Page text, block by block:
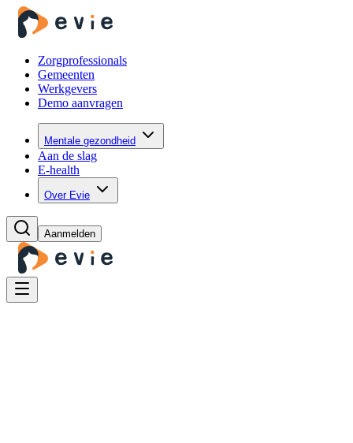
Zorgprofessionals
Gemeenten
Werkgevers
Demo aanvragen
Mentale gezondheid
Aan de slag
E-health
Over Evie
Aanmelden